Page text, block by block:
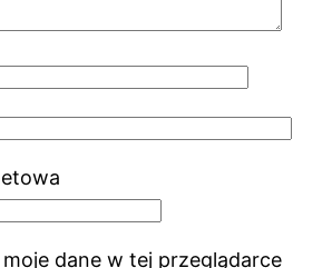
dane w tej przeglądarce